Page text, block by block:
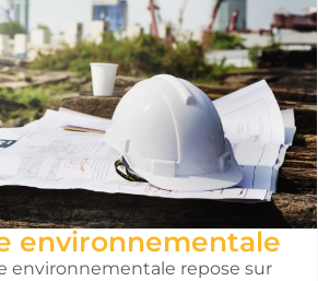
environnementale
environnementale repose sur